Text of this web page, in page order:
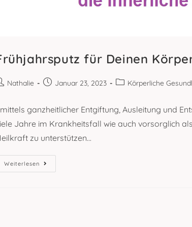
für Deinen
Nathalie
BeitragJanuar 23, 2023
Beitrags-
Körperliche
ganzheitlicher Entgiftung, Ausleitung und
Jahre im Krankheitsfall wie auch vorsorglich
zu unterstützen...
Weiterlesen Frühjahrsputz
Für